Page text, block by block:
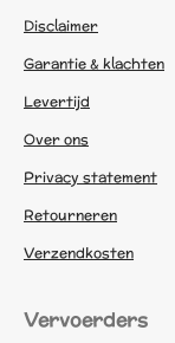
Disclaimer
Garantie & klachten
Levertijd
Over ons
Privacy statement
Retourneren
Verzendkosten
Vervoerders